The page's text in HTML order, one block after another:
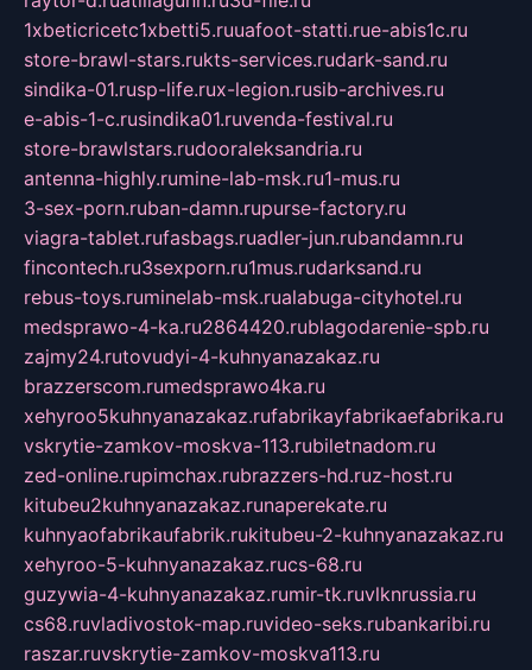
1xbeticricetc1xbetti5.ruuafoot-statti.rue-abis1c.ru
store-brawl-stars.rukts-services.rudark-sand.ru
sindika-01.rusp-life.rux-legion.rusib-archives.ru
e-abis-1-c.rusindika01.ruvenda-festival.ru
store-brawlstars.rudooraleksandria.ru
antenna-highly.rumine-lab-msk.ru1-mus.ru
3-sex-porn.ruban-damn.rupurse-factory.ru
viagra-tablet.rufasbags.ruadler-jun.rubandamn.ru
fincontech.ru3sexporn.ru1mus.rudarksand.ru
rebus-toys.ruminelab-msk.rualabuga-cityhotel.ru
medsprawo-4-ka.ru2864420.rublagodarenie-spb.ru
zajmy24.rutovudyi-4-kuhnyanazakaz.ru
brazzerscom.rumedsprawo4ka.ru
xehyroo5kuhnyanazakaz.rufabrikayfabrikaefabrika.ru
vskrytie-zamkov-moskva-113.rubiletnadom.ru
zed-online.rupimchax.rubrazzers-hd.ruz-host.ru
kitubeu2kuhnyanazakaz.runaperekate.ru
kuhnyaofabrikaufabrik.rukitubeu-2-kuhnyanazakaz.ru
xehyroo-5-kuhnyanazakaz.rucs-68.ru
guzywia-4-kuhnyanazakaz.rumir-tk.ruvlknrussia.ru
cs68.ruvladivostok-map.ruvideo-seks.rubankaribi.ru
raszar.ruvskrytie-zamkov-moskva113.ru